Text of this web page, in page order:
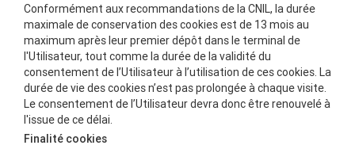
Conformément aux recommandations de la CNIL, la durée
maximale de conservation des cookies est de 13 mois au
maximum après leur premier dépôt dans le terminal de
l'Utilisateur, tout comme la durée de la validité du
consentement de l’Utilisateur à l’utilisation de ces cookies. La
durée de vie des cookies n’est pas prolongée à chaque visite.
Le consentement de l’Utilisateur devra donc être renouvelé à
l'issue de ce délai.
Finalité cookies